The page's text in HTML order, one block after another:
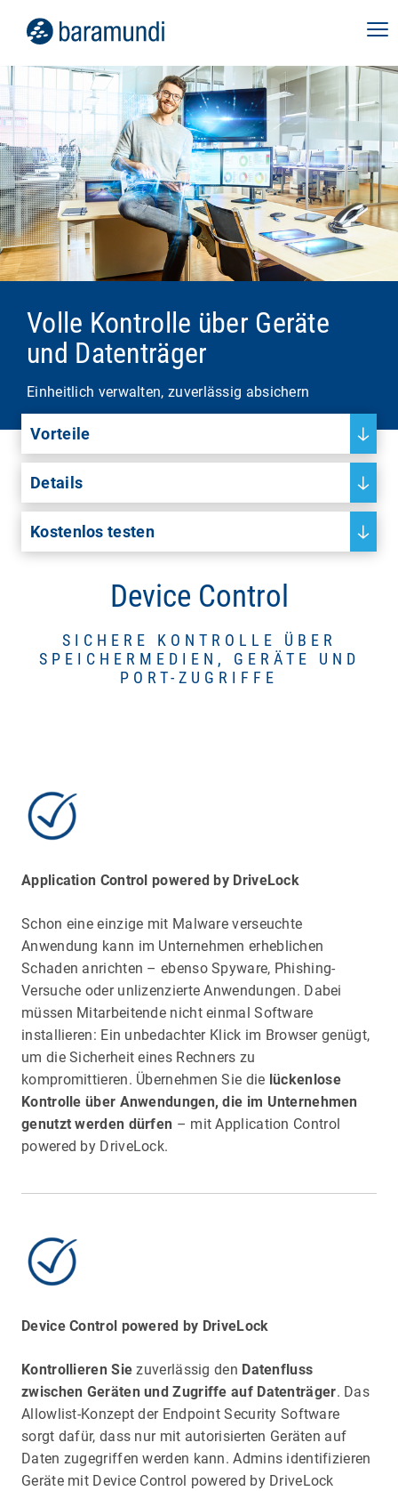
Volle Kontrolle über Geräte
und Datenträger
Einheitlich verwalten, zuverlässig absichern
Vorteile
Details
Kostenlos testen
Device Control
SICHERE KONTROLLE ÜBER
SPEICHERMEDIEN, GERÄTE UND
PORT-ZUGRIFFE
Application Control powered by DriveLock
Schon eine einzige mit Malware verseuchte
Anwendung kann im Unternehmen erheblichen
Schaden anrichten – ebenso Spyware, Phishing-
Versuche oder unlizenzierte Anwendungen. Dabei
müssen Mitarbeitende nicht einmal Software
installieren: Ein unbedachter Klick im Browser genügt,
um die Sicherheit eines Rechners zu
kompromittieren. Übernehmen Sie die lückenlose
Kontrolle über Anwendungen, die im Unternehmen
genutzt werden dürfen – mit Application Control
powered by DriveLock.
Device Control powered by DriveLock
Kontrollieren Sie zuverlässig den Datenfluss
zwischen Geräten und Zugriffe auf Datenträger. Das
Allowlist-Konzept der Endpoint Security Software
sorgt dafür, dass nur mit autorisierten Geräten auf
Daten zugegriffen werden kann. Admins identifizieren
Geräte mit Device Control powered by DriveLock